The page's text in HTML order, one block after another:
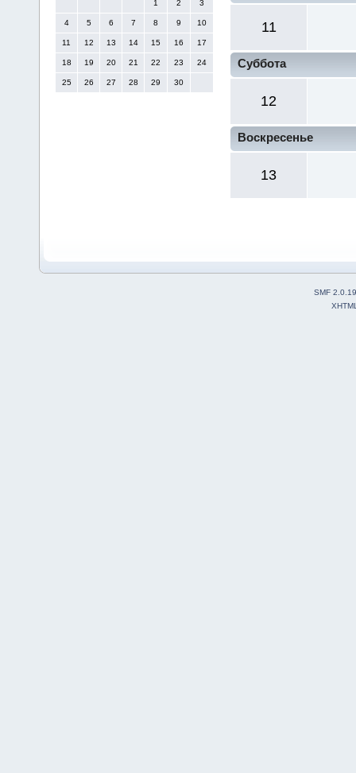
1
2 3
4 5 6 7 8 9 10
11 12 13 14 15 16 17
18 19 20 21 22 23 24
25 26 27 28 29 30
11
Суббота
12
Воскресенье
13
SMF 2.0.19